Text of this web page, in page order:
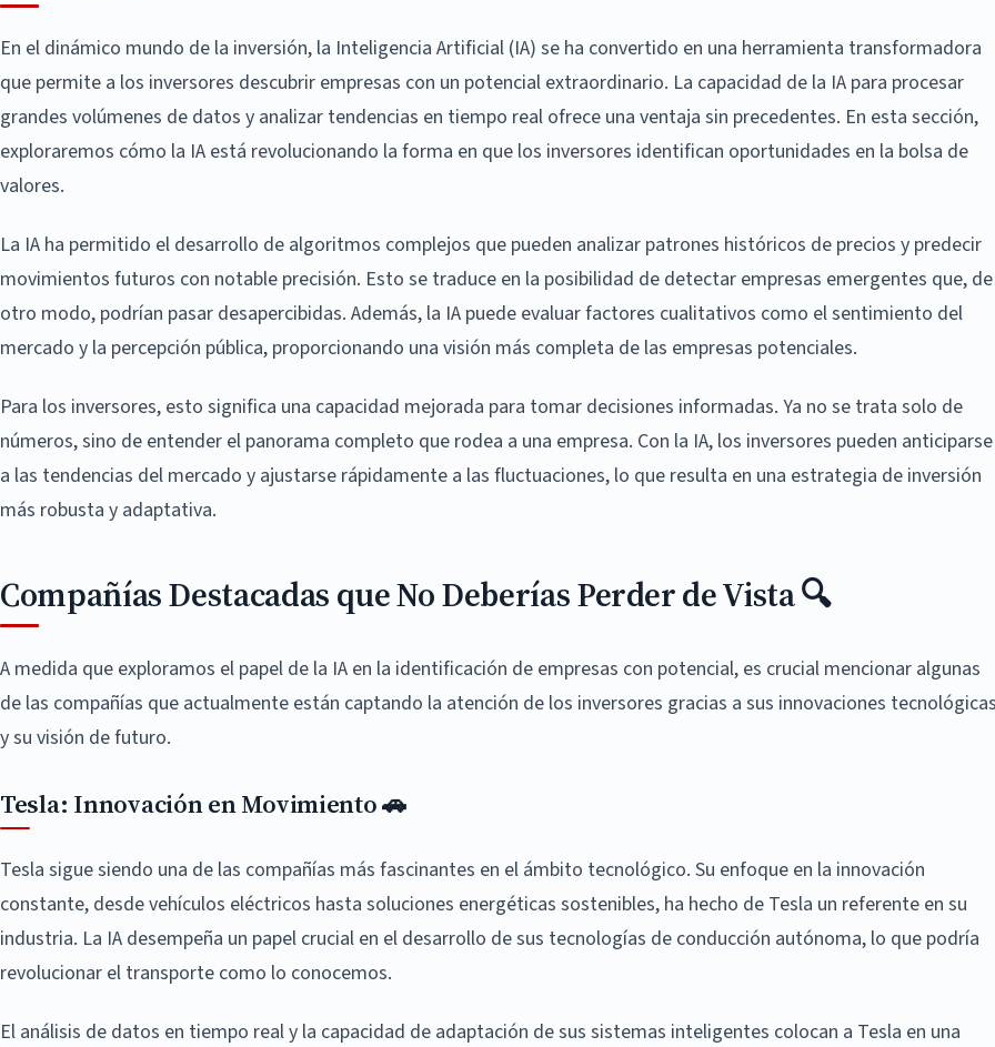
En el dinámico mundo de la inversión, la Inteligencia Artificial (IA) se ha convertido en una herramienta transformadora
que permite a los inversores descubrir empresas con un potencial extraordinario. La capacidad de la IA para procesar
grandes volúmenes de datos y analizar tendencias en tiempo real ofrece una ventaja sin precedentes. En esta sección,
exploraremos cómo la IA está revolucionando la forma en que los inversores identifican oportunidades en la bolsa de
valores.
La IA ha permitido el desarrollo de algoritmos complejos que pueden analizar patrones históricos de precios y predecir
movimientos futuros con notable precisión. Esto se traduce en la posibilidad de detectar empresas emergentes que, de
otro modo, podrían pasar desapercibidas. Además, la IA puede evaluar factores cualitativos como el sentimiento del
mercado y la percepción pública, proporcionando una visión más completa de las empresas potenciales.
Para los inversores, esto significa una capacidad mejorada para tomar decisiones informadas. Ya no se trata solo de
números, sino de entender el panorama completo que rodea a una empresa. Con la IA, los inversores pueden anticiparse
a las tendencias del mercado y ajustarse rápidamente a las fluctuaciones, lo que resulta en una estrategia de inversión
más robusta y adaptativa.
Compañías Destacadas que No Deberías Perder de Vista 🔍
A medida que exploramos el papel de la IA en la identificación de empresas con potencial, es crucial mencionar algunas
de las compañías que actualmente están captando la atención de los inversores gracias a sus innovaciones
y su visión de futuro.
Tesla: Innovación en Movimiento 🚗
Tesla sigue siendo una de las compañías más fascinantes en el ámbito tecnológico. Su enfoque en la innovación
constante, desde vehículos eléctricos hasta soluciones energéticas sostenibles, ha hecho de Tesla un referente en su
industria. La IA desempeña un papel crucial en el desarrollo de sus tecnologías de conducción autónoma, lo que podría
revolucionar el transporte como lo conocemos.
El análisis de datos en tiempo real y la capacidad de adaptación de sus sistemas inteligentes colocan a Tesla en una